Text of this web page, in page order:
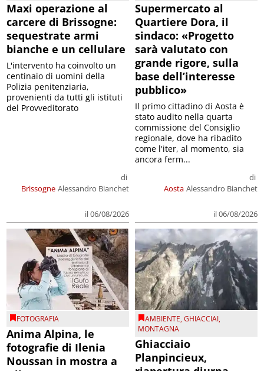
Maxi operazione al
carcere di Brissogne:
sequestrate armi
bianche e un cellulare
Brissogne
di
Alessandro Bianchet
il 06/08/2026
L'intervento ha coinvolto un
centinaio di uomini della
Polizia penitenziaria,
provenienti da tutti gli istituti
del Provveditorato
Supermercato al
Quartiere Dora, il
sindaco: «Progetto
sarà valutato con
grande rigore, sulla
base dell’interesse
pubblico»
Aosta
di
Alessandro Bianchet
il 06/08/2026
Il primo cittadino di Aosta è
stato audito nella quarta
commissione del Consiglio
regionale, dove ha ribadito
come l'iter, al momento, sia
ancora ferm...
FOTOGRAFIA
Anima Alpina, le
fotografie di Ilenia
Noussan in mostra a
AMBIENTE,GHIACCIAI,
MONTAGNA
Ghiacciaio
Planpincieux,